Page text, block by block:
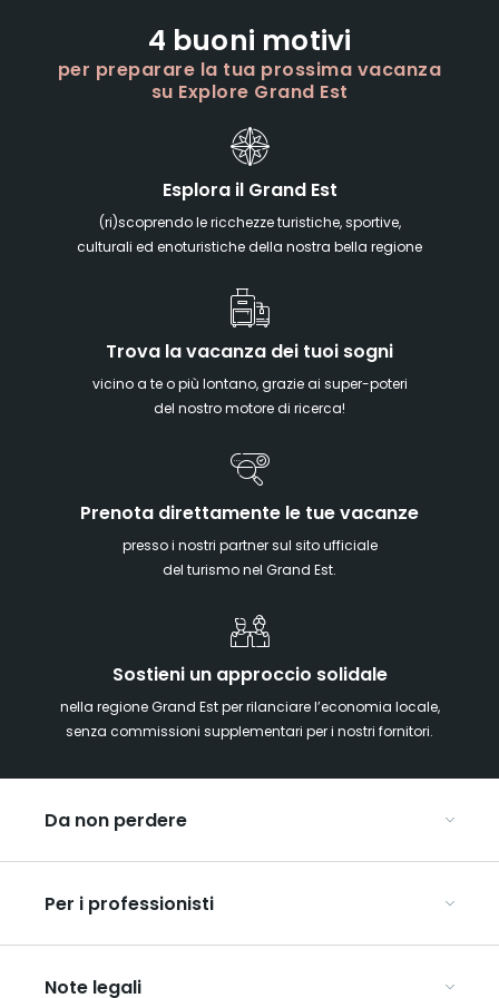
4 buoni motivi
per preparare la tua prossima vacanza
su Explore Grand Est
Esplora il Grand Est
(ri)scoprendo le ricchezze turistiche, sportive,
culturali ed enoturistiche della nostra bella regione
Trova la vacanza dei tuoi sogni
vicino a te o più lontano, grazie ai super-poteri
del nostro motore di ricerca!
Prenota direttamente le tue vacanze
presso i nostri partner sul sito ufficiale
del turismo nel Grand Est.
Sostieni un approccio solidale
nella regione Grand Est per rilanciare l’economia locale,
senza commissioni supplementari per i nostri fornitori.
Da non perdere
Alsazia
Ardenne
Champagne
Per i professionisti
Note legali